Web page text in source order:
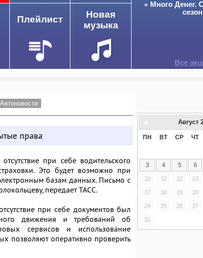
Много Денег.
сезон
Все
Плейлист
Новая
музыка
Автоновости
права
при себе водительского
Это будет возможно при
базам данных. Письмо с
передает ТАСС.
при себе документов был
движения и требований об
сервисов и использование
позволяют оперативно проверить
Август
ПН ВТ СР ЧТ
3
4 5 6
10
11 12 13
17
18 19 20
24
25 26 27
31